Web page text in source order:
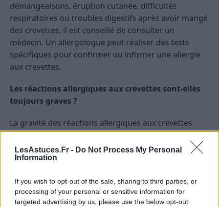
LesAstuces.Fr - Do Not Process My Personal
Information
If you wish to opt-out of the sale, sharing to third parties, or
processing of your personal or sensitive information for
targeted advertising by us, please use the below opt-out
démangeaisons, éruption cutanée, difficultés
respiratoires ou troubles digestifs après avoir mangé
des crevettes, il est conseillé de consulter un
médecin. Un allergologue peut réaliser des tests
spécifiques pour confirmer ou infirmer une allergie
aux crevettes.
Les réactions allergiques aux crevettes sont-elles
toujours graves ?
La gravité des réactions allergiques aux crevettes
varie d’une personne à l’autre. Certaines peuvent
expérimenter des symptômes légers, tandis que
d’autres peuvent avoir des réactions plus sévères,
connaître la gravité de votre allergie et d’avoir un plan
d’action en cas de réaction.